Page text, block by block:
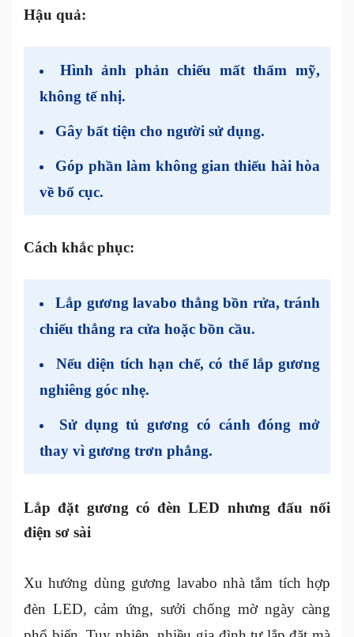
Hậu quả:
Hình ảnh phản chiếu mất thẩm mỹ,
không tế nhị.
Gây bất tiện cho người sử dụng.
Góp phần làm không gian thiếu hài hòa
về bố cục.
Cách khắc phục:
Lắp gương lavabo thẳng bồn rửa, tránh
chiếu thẳng ra cửa hoặc bồn cầu.
Nếu diện tích hạn chế, có thể lắp gương
nghiêng góc nhẹ.
Sử dụng tủ gương có cánh đóng mở
thay vì gương trơn phẳng.
Lắp đặt gương có đèn LED nhưng đấu nối
điện sơ sài
Xu hướng dùng gương lavabo nhà tắm tích hợp
đèn LED, cảm ứng, sưởi chống mờ ngày càng